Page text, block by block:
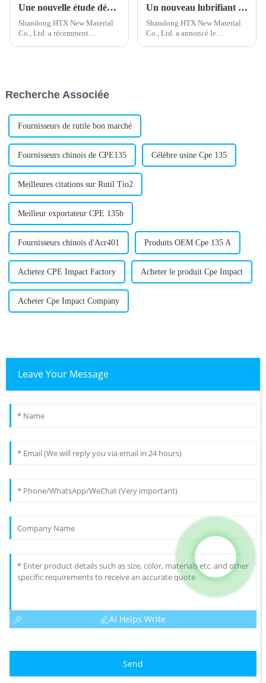
Une nouvelle étude démontre les avantages du stabilisateur de plomb composé
Shandong HTX New Material
Co., Ltd. a récemment
améliorer la stabilité
Un nouveau lubrifiant interne en PVC améliore l'efficacité du traitement
Shandong HTX New Material
Co., Ltd. a annoncé le
Recherche Associée
Fournisseurs de rutile bon marché
Fournisseurs chinois de CPE135 Célèbre usine Cpe 135
Meilleures citations sur Rutil Tio2
Meilleur exportateur CPE 135b
Fournisseurs chinois d'Acr401 Produits OEM Cpe 135 A
Achetez CPE Impact Factory Acheter le produit Cpe Impact
Acheter Cpe Impact Company
Leave Your Message
AI Helps Write
Send